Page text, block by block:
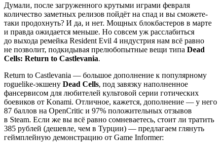
Думали, после загруженного крутыми играми февраля
количество заметных релизов пойдёт на спад и вы сможете-
таки продохнуть? И да, и нет. Мощных блокбастеров в марте
и правда ожидается меньше. Но совсем уж расслабиться
до выхода ремейка Resident Evil 4 индустрия нам всё равно
не позволит, подкидывая прелюбопытные вещи типа Dead
Cells: Return to Castlevania.
Return to Castlevania — большое дополнение к популярному
roguelike-экшену Dead Cells, под завязку наполненное
фансервисом для любителей культовой серии готических
боевиков от Konami. Отличное, кажется, дополнение — у него
87 баллов на OpenCritic и 97% положительных отзывов
в Steam. Если же вы всё равно сомневаетесь, стоит ли тратить
385 рублей (дешевле, чем в Турции) — предлагаем глянуть
геймплейную демонстрацию от Game Informer: